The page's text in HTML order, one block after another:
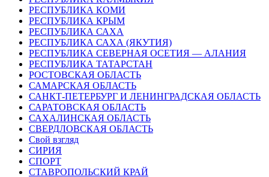
РЕСПУБЛИКА КОМИ
РЕСПУБЛИКА КРЫМ
РЕСПУБЛИКА САХА
РЕСПУБЛИКА САХА (ЯКУТИЯ)
РЕСПУБЛИКА СЕВЕРНАЯ ОСЕТИЯ — АЛАНИЯ
РЕСПУБЛИКА ТАТАРСТАН
РОСТОВСКАЯ ОБЛАСТЬ
САМАРСКАЯ ОБЛАСТЬ
САНКТ-ПЕТЕРБУРГ И ЛЕНИНГРАДСКАЯ ОБЛАСТЬ
САРАТОВСКАЯ ОБЛАСТЬ
САХАЛИНСКАЯ ОБЛАСТЬ
СВЕРДЛОВСКАЯ ОБЛАСТЬ
Свой взгляд
СИРИЯ
СПОРТ
СТАВРОПОЛЬСКИЙ КРАЙ